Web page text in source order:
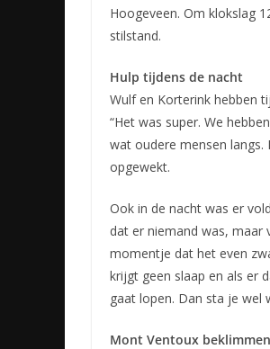
Hoogeveen. Om klokslag
stilstand.
Hulp tijdens de nacht
Wulf en Korterink hebben
“Het was super. We
wat oudere mensen langs.
opgewekt.
Ook in de nacht was er
dat er niemand was, maar
momentje dat het even
krijgt geen slaap en als er
gaat lopen. Dan sta je wel
Mont Ventoux beklimmen